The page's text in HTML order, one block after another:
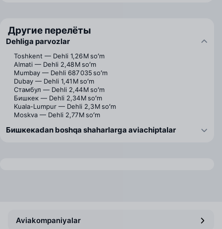
Другие перелёты
Dehliga parvozlar
Toshkent — Dehli 1,26 M soʻm
Almati — Dehli 2,48 M soʻm
Mumbay — Dehli 687 035 soʻm
Dubay — Dehli 1,41 M soʻm
Стамбул — Dehli 2,44 M soʻm
Бишкек — Dehli 2,34 M soʻm
Kuala-Lumpur — Dehli 2,3 M soʻm
Moskva — Dehli 2,77 M soʻm
Бишкекаdan boshqa shaharlarga aviachiptalar
Aviakompaniyalar